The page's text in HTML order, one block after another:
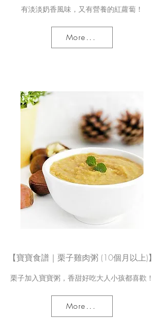
有淡淡奶香風味，又有營養的紅蘿蔔！
More...
【寶寶食譜｜栗子雞肉粥 (10個月以上)】
栗子加入寶寶粥，香甜好吃大人小孩都喜歡！
More...